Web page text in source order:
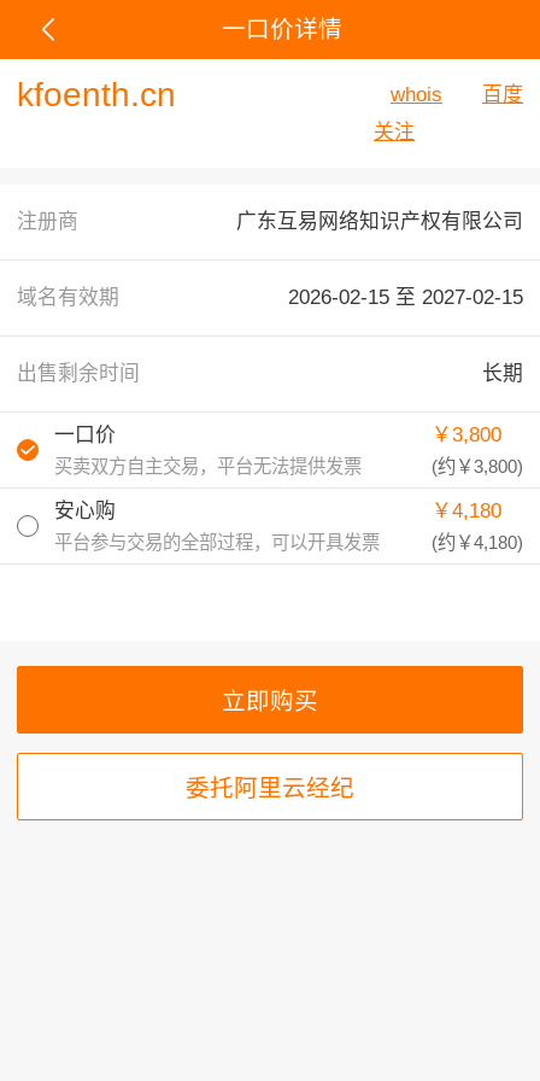
一口价详情
kfoenth.cn whois
百度
关注
注册商 广东互易网络知识产权有限公司
域名有效期 2026-02-15 至 2027-02-15
出售剩余时间 长期
一口价
买卖双方自主交易，平台无法提供发票
￥3,800
(约￥3,800)
安心购
平台参与交易的全部过程，可以开具发票
￥4,180
(约￥4,180)
委托阿里云经纪